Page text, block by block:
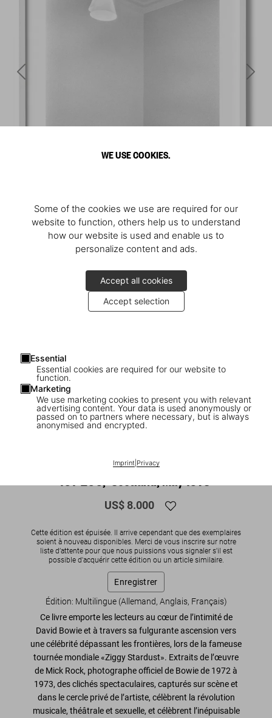
WE USE COOKIES.
Some of the cookies we use are required for our
website to function, others help us to understand
how our website is used and enable us to
personalize content and ads.
Accept all cookies
Accept selection
Essential
Essential cookies are required for our website to
function.
Marketing
We use marketing cookies to present you with relevant
advertising content. Your data is used anonymously or
passed on to partners where necessary, but is always
anonymised and encrypted.
Imprint| Privacy
1/ 11
Mick Rock. David Bowie, Art Edition No.
US$ 8.000
Cette édition est épuisée. Il arrive cependant que des exemplaires
soient à nouveau disponibles. Merci de vous inscrire sur notre
liste d’attente pour que nous puissions vous signaler s'il est
possible d'acquérir cette édition ou un article similaire.
Enregistrer
Édition: Multilingue (Allemand, Anglais, Français)
Ce livre emporte les lecteurs au cœur de l’intimité de
David Bowie et à travers sa fulgurante ascension vers
une célébrité dépassant les frontières, lors de la fameuse
tournée mondiale «Ziggy Stardust». Extraits de l’œuvre
de Mick Rock, photographe officiel de Bowie de 1972 à
1973, des clichés spectaculaires, capturés sur scène et
dans le cercle privé de l’artiste, célèbrent la révolution
musicale, théâtrale et sexuelle, et célèbrent l’inépuisable